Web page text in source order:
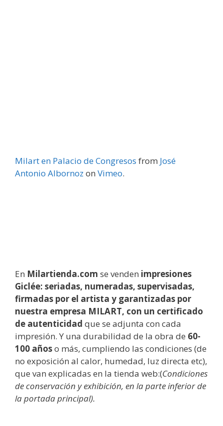
Milart en Palacio de Congresos from José
Antonio Albornoz on Vimeo.
En Milartienda.com se venden impresiones
Giclée: seriadas, numeradas, supervisadas,
firmadas por el artista y garantizadas por
nuestra empresa MILART, con un certificado
de autenticidad que se adjunta con cada
impresión. Y una durabilidad de la obra de 60-
100 añoso más, cumpliendo las condiciones (de
no exposición al calor, humedad, luz directa etc),
que van explicadas en la tienda web:(Condiciones
de conservación y exhibición, en la parte inferior de
la portada principal).